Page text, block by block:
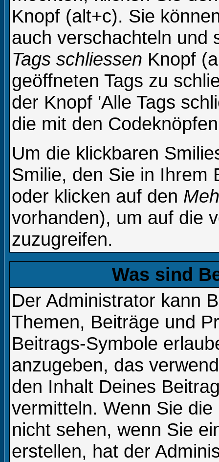
Knopf (alt+c). Sie
auch verschachteln und
Tags schliessen Knopf
geöffneten Tags zu
der Knopf 'Alle Tags
die mit den
Um die klickbaren
Smilie, den Sie in Ihrem
oder klicken auf den
vorhanden), um auf die
zuzugreifen.
Was sind
Der Administrator kann
Themen, Beiträge und
Beitrags-Symbole
anzugeben, das
den Inhalt Deines
vermitteln. Wenn Sie
nicht sehen, wenn Sie
erstellen, hat der